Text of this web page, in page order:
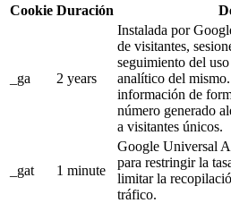
Cookie Duración
_ga 2 years
Instalada por
de visitantes,
seguimiento del
analítico del
información de
número generado
a visitantes únicos.
_gat 1 minute
Google Universal
para restringir la
limitar la
tráfico.